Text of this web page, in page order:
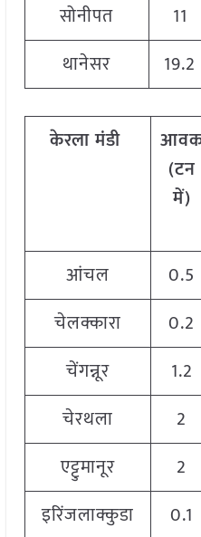
सोनीपत
11
थानेसर
19.2
केरलामंडी
(टन
में)
आंचल
0.5
चेलक्कारा
0.2
चेंगन्नूर
1.2
चेरथला
2
एट्टुमानूर
2
इरिंजलाक्कुडा
0.1